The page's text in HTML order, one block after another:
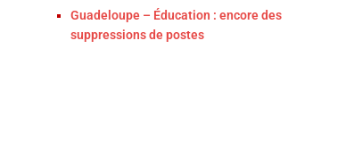
Guadeloupe – Éducation : encore des
suppressions de postes